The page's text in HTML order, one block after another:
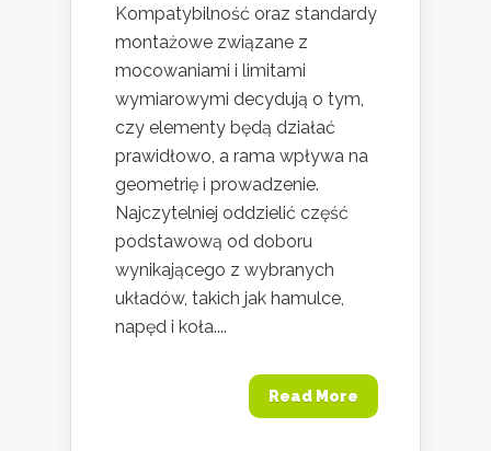
Kompatybilność oraz standardy
montażowe związane z
mocowaniami i limitami
wymiarowymi decydują o tym,
czy elementy będą działać
prawidłowo, a rama wpływa na
geometrię i prowadzenie.
Najczytelniej oddzielić część
podstawową od doboru
wynikającego z wybranych
układów, takich jak hamulce,
napęd i koła....
Read More